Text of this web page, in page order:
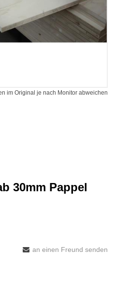
im Original je nach Monitor abweichen
30mm Pappel
an einen Freund senden